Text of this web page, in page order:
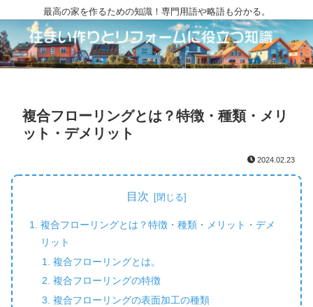
最高の家を作るための知識！専門用語や略語も分かる。
複合フローリングとは？特徴・種類・メリ
ット・デメリット
2024.02.23
目次
複合フローリングとは？特徴・種類・メリット・デメ
リット
複合フローリングとは。
複合フローリングの特徴
複合フローリングの表面加工の種類